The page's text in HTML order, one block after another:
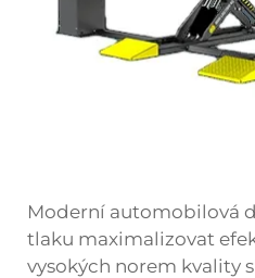
Moderní automobilová
tlaku maximalizovat
vysokých norem kvality